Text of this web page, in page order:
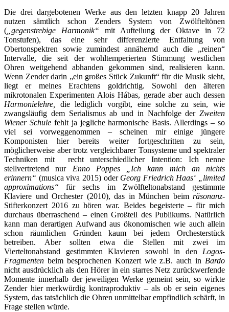
Die drei dargebotenen Werke aus den letzten knapp 20 Jahren
nutzen sämtlich schon Zenders System von Zwölfteltönen
( „gegenstrebige Harmonik“ mit Aufteilung der Oktave in 72
Tonstufen), das eine sehr differenzierte Entfaltung von
Obertonspektren sowie zumindest annähernd auch die „reinen“
Intervalle, die seit der wohltemperierten Stimmung westlichen
Ohren weitgehend abhanden gekommen sind, realisieren kann.
Wenn Zender darin „ein großes Stück Zukunft“ für die Musik sieht,
liegt er meines Erachtens goldrichtig. Sowohl den älteren
mikrotonalen Experimenten Alois Hábas, gerade aber auch dessen
Harmonielehre, die lediglich vorgibt, eine solche zu sein, wie
zwangsläufig dem Serialismus ab und in Nachfolge der Zweiten
Wiener Schule fehlt ja jegliche harmonische Basis. Allerdings – so
viel sei vorweggenommen – scheinen mir einige jüngere
Komponisten hier bereits weiter fortgeschritten zu sein,
möglicherweise aber trotz vergleichbarer Tonsysteme und spektraler
Techniken mit recht unterschiedlicher Intention: Ich nenne
stellvertretend nur Enno Poppes „Ich kann mich an nichts
erinnern“ (musica viva 2015) oder Georg Friedrich Haas‘ „limited
approximations“für sechs im Zwölfteltonabstand gestimmte
Klaviere und Orchester (2010), das in München beim räsonanz-
Stifterkonzert 2016 zu hören war. Beides begeisterte – für mich
durchaus überraschend – einen Großteil des Publikums. Natürlich
kann man derartigen Aufwand aus ökonomischen wie auch allein
schon räumlichen Gründen kaum bei jedem Orchesterstück
betreiben. Aber sollten etwa die Stellen mit zwei im
Vierteltonabstand gestimmten Klavieren sowohl in den Logos-
Fragmenten beim besprochenen Konzert wie z.B. auch in Bardo
nicht ausdrücklich als den Hörer in ein starres Netz zurückwerfende
Momente innerhalb der jeweiligen Werke gemeint sein, so wirkte
Zender hier merkwürdig kontraproduktiv – als ob er sein eigenes
System, das tatsächlich die Ohren unmittelbar empfindlich schärft, in
Frage stellen würde.